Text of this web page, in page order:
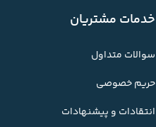
خدمات مشتریان
سوالات متداول
حریم خصوصی
انتقادات و پیشنهادات